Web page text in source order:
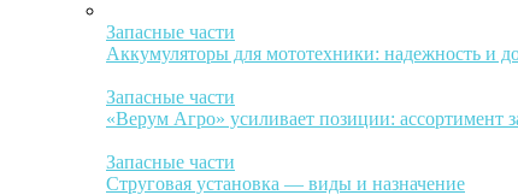
Запасные части
Аккумуляторы для мототехники: надежность и
Запасные части
«Верум Агро» усиливает позиции: ассортимент
Запасные части
Струговая установка — виды и назначение